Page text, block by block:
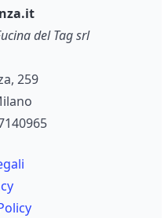
del Tag srl
259